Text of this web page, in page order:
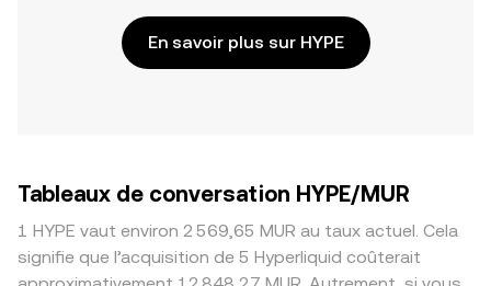
En savoir plus sur HYPE
Tableaux de conversation HYPE/MUR
1 HYPE vaut environ 2 569,65 MUR au taux actuel. Cela
signifie que l’acquisition de 5 Hyperliquid coûterait